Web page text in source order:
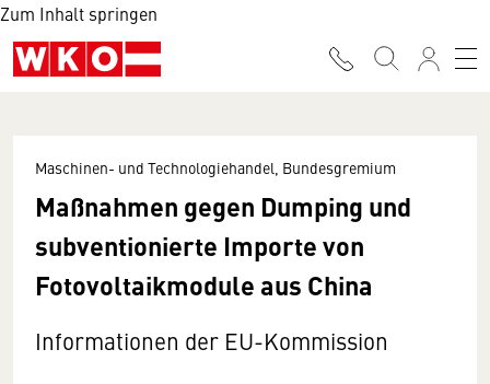
Zum Inhalt springen
Maschinen- und Technologiehandel, Bundesgremium
Maßnahmen gegen Dumping und
subventionierte Importe von
Fotovoltaikmodule aus China
Informationen der EU-Kommission